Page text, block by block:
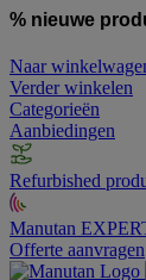
% nieuwe
Naar
Verder winkelen
Categorieën
Aanbiedingen
Refurbished
Manutan
Offerte aanvragen